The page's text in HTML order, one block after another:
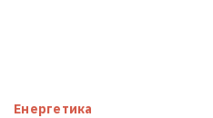
Енергетика